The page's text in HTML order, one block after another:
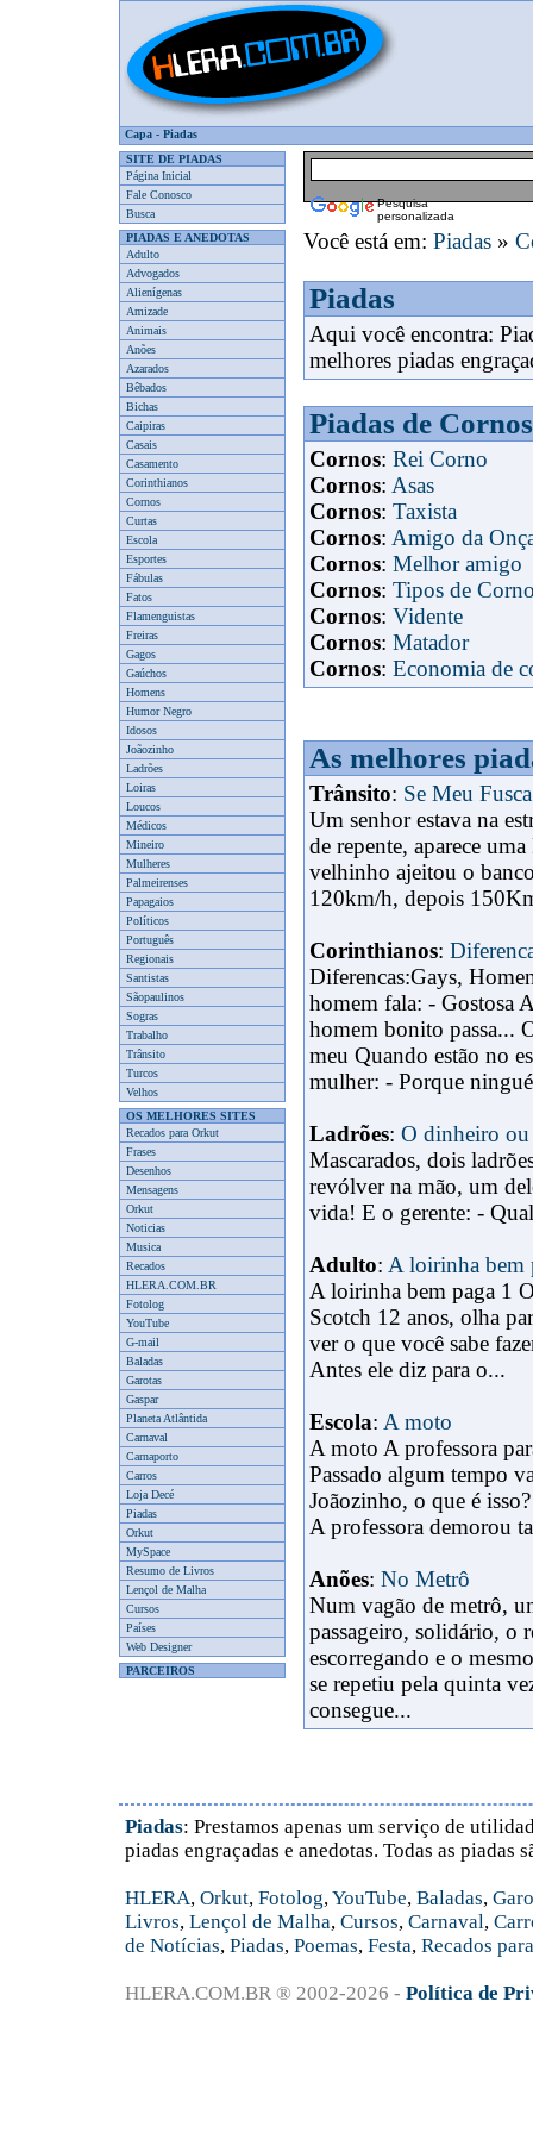
Capa - Piadas
SITE DE PIADAS
Página Inicial
Fale Conosco
Busca
PIADAS E ANEDOTAS
Adulto
Advogados
Alienígenas
Amizade
Animais
Anões
Azarados
Bêbados
Bichas
Caipiras
Casais
Casamento
Corinthianos
Cornos
Curtas
Escola
Esportes
Fábulas
Fatos
Flamenguistas
Freiras
Gagos
Gaúchos
Homens
Humor Negro
Idosos
Joãozinho
Ladrões
Loiras
Loucos
Médicos
Mineiro
Mulheres
Palmeirenses
Papagaios
Políticos
Português
Regionais
Santistas
Sãopaulinos
Sogras
Trabalho
Trânsito
Turcos
Velhos
OS MELHORES SITES
Recados para Orkut
Frases
Desenhos
Mensagens
Orkut
Noticias
Musica
Recados
HLERA.COM.BR
Fotolog
YouTube
G-mail
Baladas
Garotas
Gaspar
Planeta Atlântida
Carnaval
Carnaporto
Carros
Loja Decé
Piadas
Orkut
MySpace
Resumo de Livros
Lençol de Malha
Cursos
Países
Web Designer
PARCEIROS
Pesquisa
personalizada
Você está em: Piadas »
Piadas
Aqui você encontra:
melhores piadas
Piadas de Cornos
Cornos: Rei Corno
Cornos: Asas
Cornos: Taxista
Cornos: Amigo da
Cornos: Melhor amigo
Cornos: Tipos de
Cornos: Vidente
Cornos: Matador
Cornos: Economia de
As melhores
Trânsito: Se Meu
Um senhor estava na
de repente, aparece
velhinho ajeitou o
120km/h, depois
Corinthianos:
Diferencas:Gays,
homem fala: - Gostosa
homem bonito passa...
meu Quando estão no
mulher: - Porque
Ladrões: O dinheiro ou
Mascarados, dois
revólver na mão, um
vida! E o gerente: -
Adulto: A loirinha bem
A loirinha bem paga 1
Scotch 12 anos, olha
ver o que você sabe
Antes ele diz para o...
Escola: A moto
A moto A professora
Passado algum tempo
Joãozinho, o que é
A professora demorou
Anões: No Metrô
Num vagão de metrô,
passageiro, solidário, o
escorregando e o
se repetiu pela quinta
consegue...
Piadas: Prestamos apenas um serviço de
piadas engraçadas e anedotas. Todas as piadas
HLERA, Orkut, Fotolog,YouTube, Baladas,
Livros, Lençol de Malha, Cursos, Carnaval,
de Notícias, Piadas, Poemas, Festa, Recados
HLERA.COM.BR ® 2002-2026 - Política de